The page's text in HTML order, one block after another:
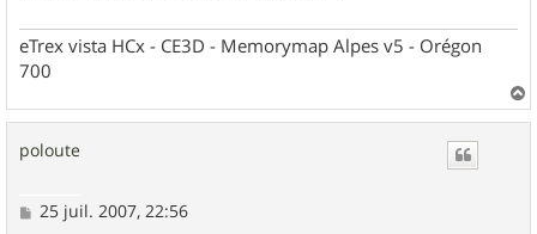
eTrex vista HCx - CE3D - Memorymap Alpes v5 - Orégon
700
a
poloute
M
25 juil. 2007, 22:56